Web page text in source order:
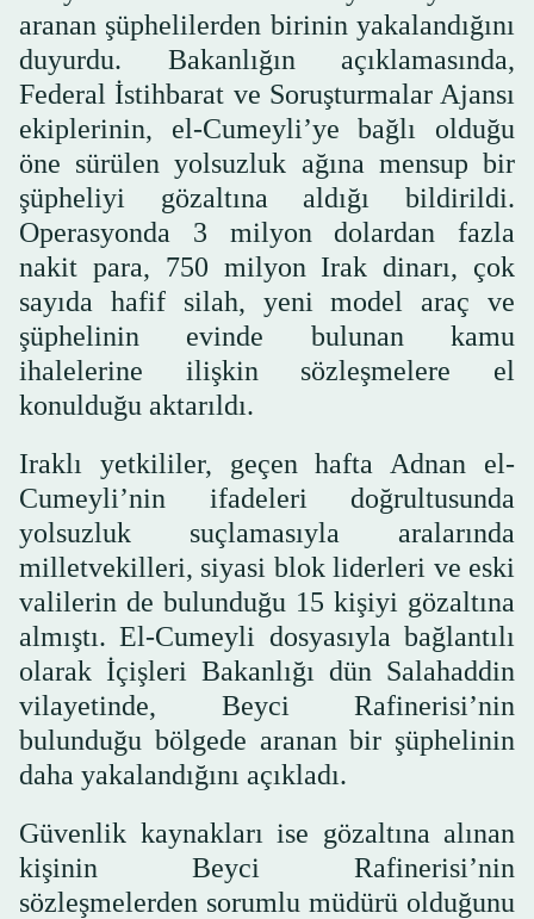
aranan şüphelilerden birinin yakalandığını
duyurdu. Bakanlığın açıklamasında,
Federal İstihbarat ve Soruşturmalar Ajansı
ekiplerinin, el-Cumeyli’ye bağlı olduğu
öne sürülen yolsuzluk ağına mensup bir
şüpheliyi gözaltına aldığı bildirildi.
Operasyonda 3 milyon dolardan fazla
nakit para, 750 milyon Irak dinarı, çok
sayıda hafif silah, yeni model araç ve
şüphelinin evinde bulunan kamu
ihalelerine ilişkin sözleşmelere el
konulduğu aktarıldı.
Iraklı yetkililer, geçen hafta Adnan el-
Cumeyli’nin ifadeleri doğrultusunda
yolsuzluk suçlamasıyla aralarında
milletvekilleri, siyasi blok liderleri ve eski
valilerin de bulunduğu 15 kişiyi gözaltına
almıştı. El-Cumeyli dosyasıyla bağlantılı
olarak İçişleri Bakanlığı dün Salahaddin
vilayetinde, Beyci Rafinerisi’nin
bulunduğu bölgede aranan bir şüphelinin
daha yakalandığını açıkladı.
Güvenlik kaynakları ise gözaltına alınan
kişinin Beyci Rafinerisi’nin
sözleşmelerden sorumlu müdürü olduğunu